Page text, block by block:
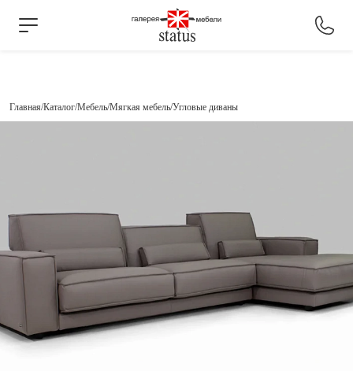
Главная Каталог Мебель Мягкая мебель Угловые диваны